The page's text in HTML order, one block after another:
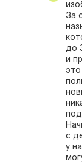
За
до
и
с
у